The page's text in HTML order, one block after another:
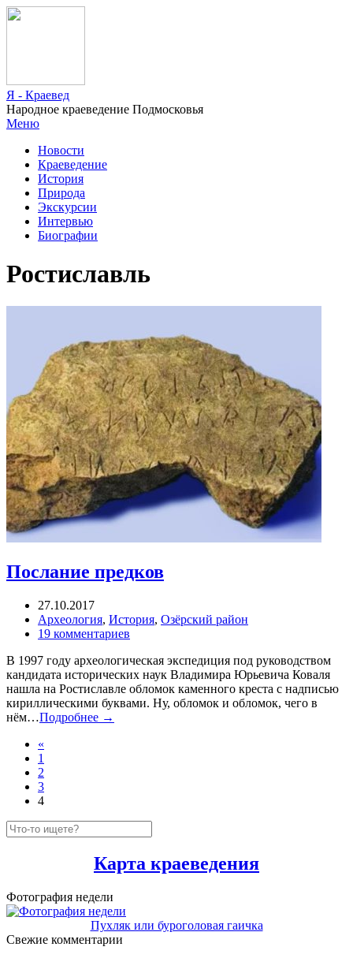
Я - Краевед
Народное краеведение Подмосковья
Меню
Новости
Краеведение
История
Природа
Экскурсии
Интервью
Биографии
Ростиславль
Послание предков
27.10.2017
Археология, История, Озёрский район
19 комментариев
В 1997 году археологическая экспедиция под руководством
кандидата исторических наук Владимира Юрьевича Коваля
нашла на Ростиславле обломок каменного креста с надписью
кириллическими буквами. Ну, обломок и обломок, чего в
нём…Подробнее →
«
1
2
3
4
Карта краеведения
Фотография недели
Пухляк или буроголовая гаичка
Свежие комментарии